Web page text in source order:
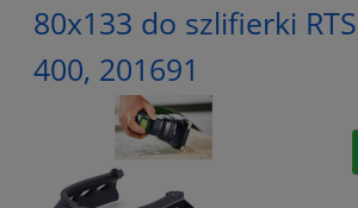
80x133 do szlifierki
400, 201691